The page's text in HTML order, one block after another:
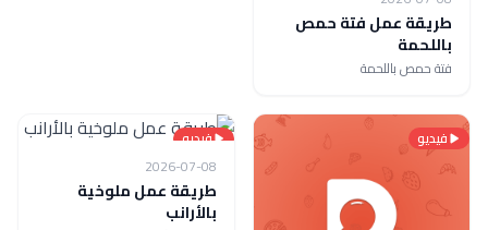
طريقة عمل فتة حمص
باللحمة
فتة حمص باللحمة
فيديو
فيديو
2026-07-08
طريقة عمل ملوخية
بالأرانب